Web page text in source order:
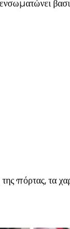
πόρτας, τα